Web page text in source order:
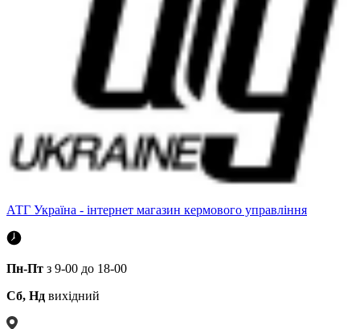
АТГ Україна - інтернет магазин кермового управління
Пн-Пт з 9-00 до 18-00
Сб, Нд вихідний